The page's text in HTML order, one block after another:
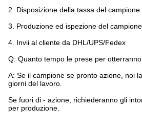
2. Disposizione della tassa del campione
3. Produzione ed ispezione del campione
4. Invii al cliente da DHL/UPS/Fedex
Q: Quanto tempo le prese per
A: Se il campione se pronto azione, noi
giorni del lavoro.
Se fuori di - azione, richiederanno gli
per produzione.